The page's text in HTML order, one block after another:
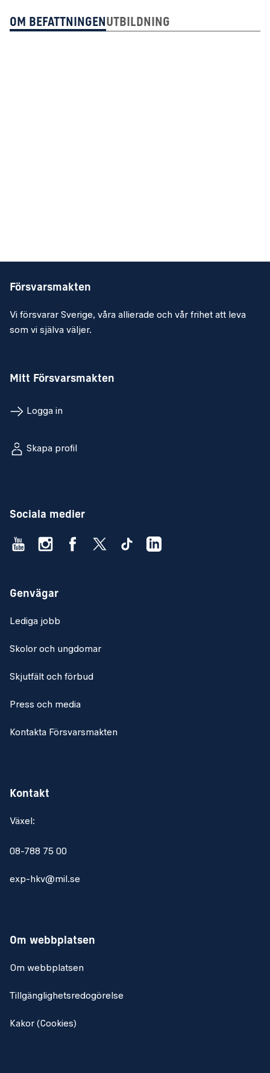
Om BefattningenUtbildning
Försvarsmakten
Vi försvarar Sverige, våra allierade och vår frihet att leva
som vi själva väljer.
Mitt Försvarsmakten
Logga in
Skapa profil
Sociala medier
Genvägar
Lediga jobb
Skolor och ungdomar
Skjutfält och förbud
Press och media
Kontakta Försvarsmakten
Kontakt
Växel:
08-788 75 00
exp-hkv@mil.se
Om webbplatsen
Om webbplatsen
Tillgänglighetsredogörelse
Kakor (Cookies)